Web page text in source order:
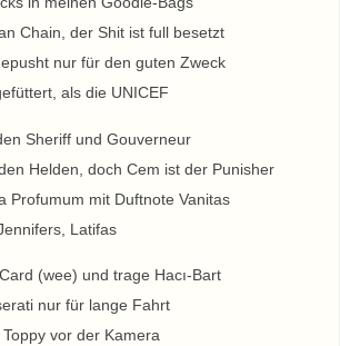
Chain, der Shit ist full besetzt
nur für den guten Zweck
als die UNICEF
Sheriff und Gouverneur
Helden, doch Cem ist der Punisher
Profumum mit Duftnote Vanitas
Latifas
(wee) und trage Hacı-Bart
nur für lange Fahrt
vor der Kamera